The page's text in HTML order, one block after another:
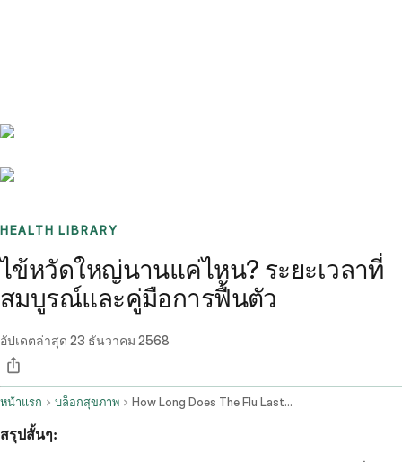
HEALTH LIBRARY
ไข้หวัดใหญ่นานแค่ไหน? ระยะเวลาที่
สมบูรณ์และคู่มือการฟื้นตัว
อัปเดตล่าสุด 23 ธันวาคม 2568
หน้าแรก บล็อกสุขภาพ How Long Does The Flu Last Complete Timeline Recovery Guide
สรุปสั้นๆ: